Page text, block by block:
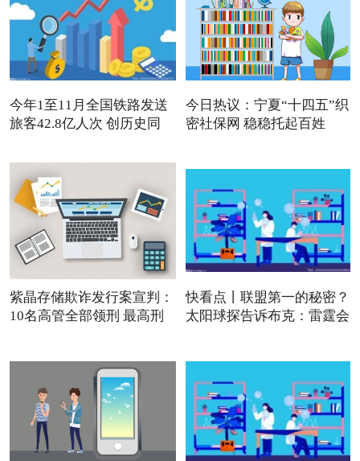
今年1至11月全国铁路发送
旅客42.8亿人次 创历史同
今日热议：宁夏“十四五”织
密社保网 稳稳托起百姓
紫晶存储欺诈发行案宣判：
10名高管全部领刑 最高刑
快看点丨联盟第一的秘密？
太阳球探告诉布克：雷霆会